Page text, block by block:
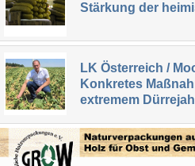
Stärkung der
LK Österreich /
Konkretes
extremem